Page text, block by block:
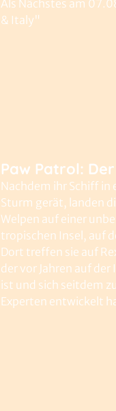
Als Nächstes am
& Italy"
Paw Patrol:
Nachdem ihr Schiff in
Sturm gerät, landen
Welpen auf einer
tropischen Insel, auf
Dort treffen sie auf
der vor Jahren auf
ist und sich seitdem
Experten entwickelt